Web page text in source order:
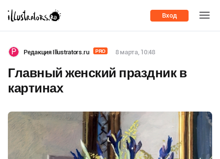
Вход
Главный женский праздник в
картинах
Р Редакция Illustrators.ru PRO 8 марта, 10:48